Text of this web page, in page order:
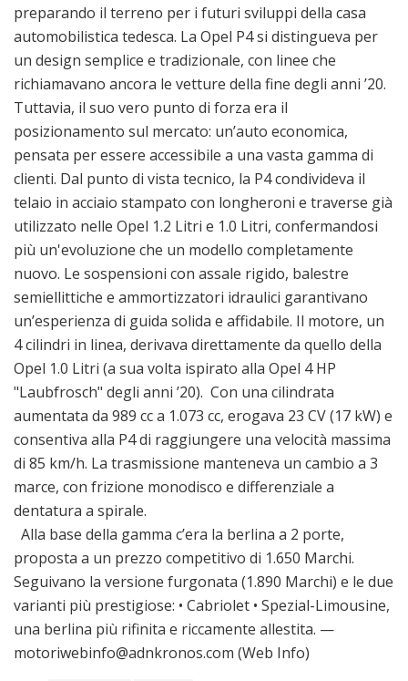
preparando il terreno per i futuri sviluppi della casa
automobilistica tedesca. La Opel P4 si distingueva per
un design semplice e tradizionale, con linee che
richiamavano ancora le vetture della fine degli anni ’20.
Tuttavia, il suo vero punto di forza era il
posizionamento sul mercato: un’auto economica,
pensata per essere accessibile a una vasta gamma di
clienti. Dal punto di vista tecnico, la P4 condivideva il
telaio in acciaio stampato con longheroni e traverse già
utilizzato nelle Opel 1.2 Litri e 1.0 Litri, confermandosi
più un'evoluzione che un modello completamente
nuovo. Le sospensioni con assale rigido, balestre
semiellittiche e ammortizzatori idraulici garantivano
un’esperienza di guida solida e affidabile. Il motore, un
4 cilindri in linea, derivava direttamente da quello della
Opel 1.0 Litri (a sua volta ispirato alla Opel 4 HP
"Laubfrosch" degli anni ’20). Con una cilindrata
aumentata da 989 cc a 1.073 cc, erogava 23 CV (17 kW) e
consentiva alla P4 di raggiungere una velocità massima
di 85 km/h. La trasmissione manteneva un cambio a 3
marce, con frizione monodisco e differenziale a
dentatura a spirale.
Alla base della gamma c’era la berlina a 2 porte,
proposta a un prezzo competitivo di 1.650 Marchi.
Seguivano la versione furgonata (1.890 Marchi) e le due
varianti più prestigiose: • Cabriolet • Spezial-Limousine,
una berlina più rifinita e riccamente allestita. —
motoriwebinfo@adnkronos.com (Web Info)